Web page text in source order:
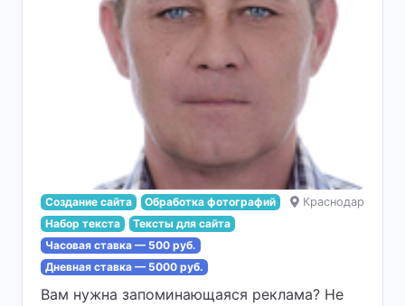
Краснодар
Создание сайта
Обработка фотографий
Набор текста
Тексты для сайта
Часовая ставка — 500 руб.
Дневная ставка — 5000 руб.
Вам нужна запоминающаяся реклама? Не